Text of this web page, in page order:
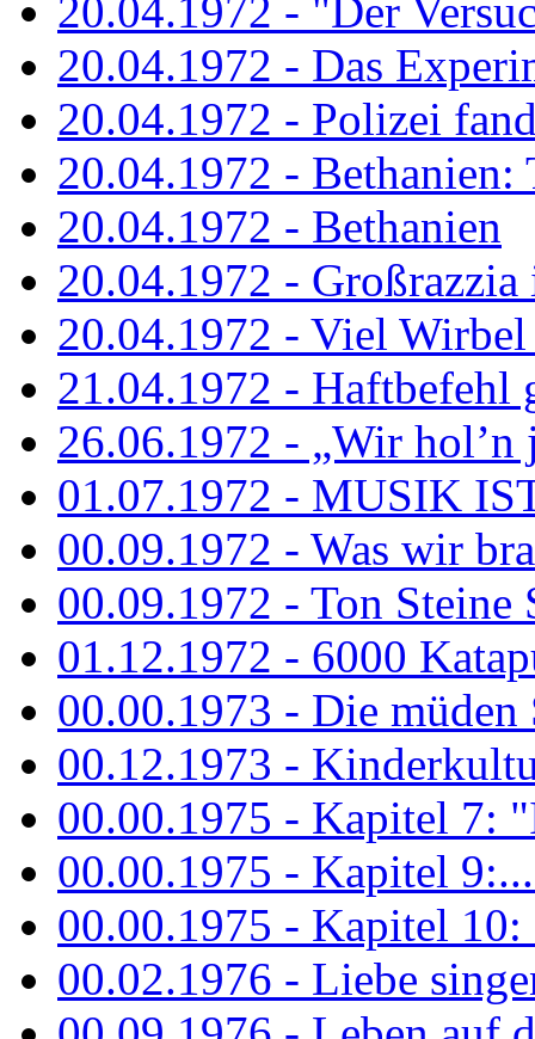
20.04.1972 - "Der
20.04.1972 - Das
20.04.1972 - Polizei
20.04.1972 - Bethanien:
20.04.1972 - Bethanien
20.04.1972 - Großrazzia
20.04.1972 - Viel
21.04.1972 - Haftbefehl
26.06.1972 - „Wir hol’n
01.07.1972 - MUSIK
00.09.1972 - Was wir
00.09.1972 - Ton Steine
01.12.1972 - 6000
00.00.1973 - Die müden
00.12.1973 -
00.00.1975 - Kapitel 7:
00.00.1975 - Kapitel
00.00.1975 - Kapitel
00.02.1976 - Liebe